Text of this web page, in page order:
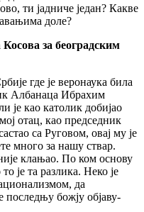
ти јадниче један? Какве
доле?
за београдским
где је веронаука била
Албанаца Ибрахим
је као католик добијао
отац, као председник
са Руговом, овај му је
много за нашу ствар.
клањао. По ком основу
је та разлика. Неко је
да
божју објаву-